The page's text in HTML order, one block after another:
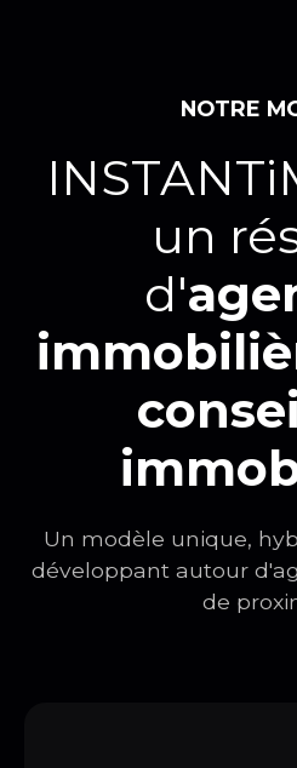
NOTRE
un
d'
Un modèle unique,
développant autour
de